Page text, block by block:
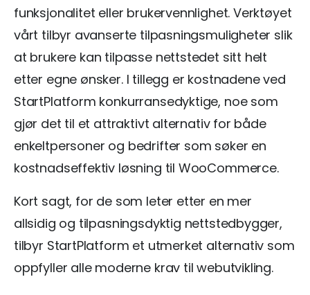
funksjonalitet eller brukervennlighet. Verktøyet
vårt tilbyr avanserte tilpasningsmuligheter slik
at brukere kan tilpasse nettstedet sitt helt
etter egne ønsker. I tillegg er kostnadene ved
StartPlatform konkurransedyktige, noe som
gjør det til et attraktivt alternativ for både
enkeltpersoner og bedrifter som søker en
kostnadseffektiv løsning til WooCommerce.
Kort sagt, for de som leter etter en mer
allsidig og tilpasningsdyktig nettstedbygger,
tilbyr StartPlatform et utmerket alternativ som
oppfyller alle moderne krav til webutvikling.